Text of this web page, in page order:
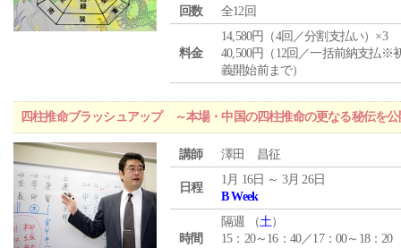
回数
全12回
料金
14,580円（4回／分割支払い）×3
40,500円（12回／一括前納支払※
義開始前まで）
四柱推命ブラッシュアップ ～本場・中国の四柱推命の更なる秘伝を
講師 澤田 昌征
日程
1月 16日 ～ 3月 26日
B Week
時間
隔週 （土）
15：20～16：40／17：00～18：20